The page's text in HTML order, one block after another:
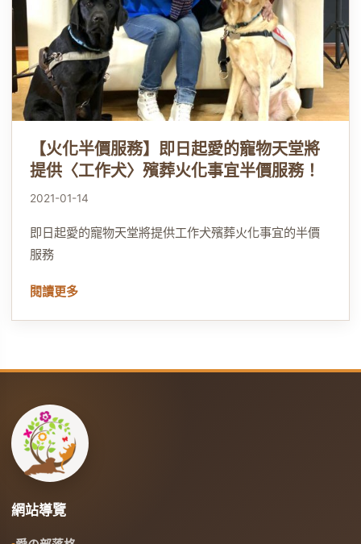
【火化半價服務】即日起愛的寵物天堂將
提供〈工作犬〉殯葬火化事宜半價服務！
2021-01-14
即日起愛的寵物天堂將提供工作犬殯葬火化事宜的半價
服務
閱讀更多
網站導覽